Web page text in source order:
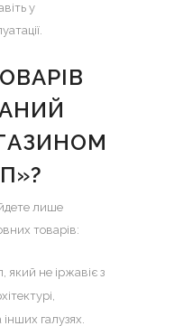
у
лише
товарів:
який не іржавіє з
галузях.